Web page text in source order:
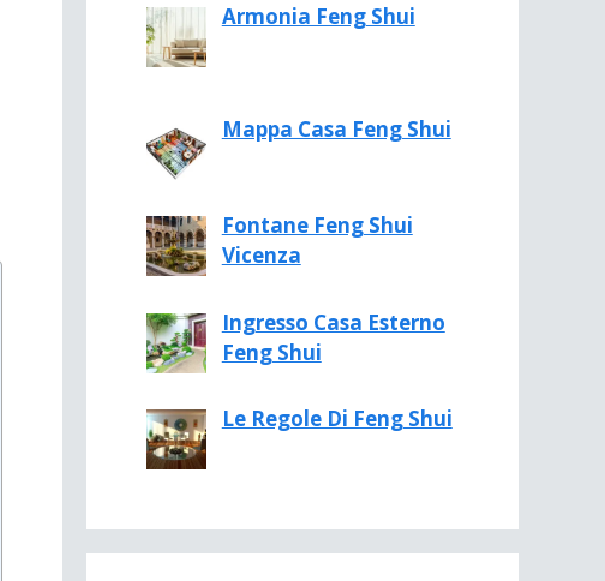
Armonia Feng Shui
Mappa Casa Feng Shui
Fontane Feng Shui
Vicenza
Ingresso Casa Esterno
Feng Shui
Le Regole Di Feng Shui